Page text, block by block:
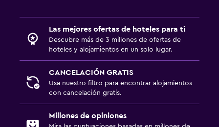
Las mejores ofertas de hoteles para ti
Descubre más de 3 millones de ofertas de
hoteles y alojamientos en un solo lugar.
CANCELACIÓN GRATIS
Usa nuestro filtro para encontrar alojamientos
con cancelación gratis.
Millones de opiniones